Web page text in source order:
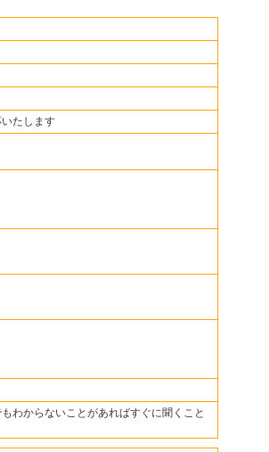
たします
わからないことがあればすぐに聞くこと